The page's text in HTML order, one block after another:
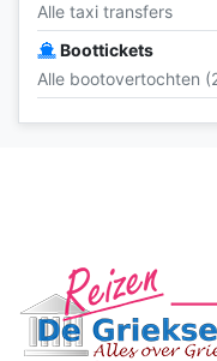
Alle taxi transfers
Boottickets
Alle bootovertochten